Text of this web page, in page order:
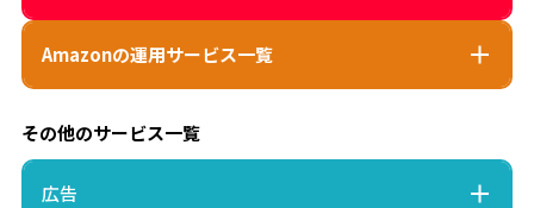
Amazonの運用サービス一覧
その他のサービス一覧
広告